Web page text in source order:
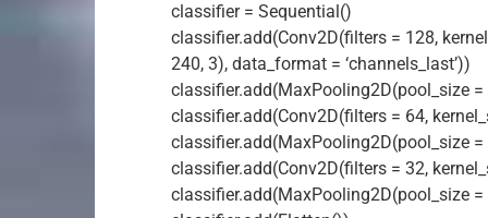
classifier = Sequential()
classifier.add(Conv2D(filters = 128,
240, 3), data_format = ‘channels_last’))
classifier.add(MaxPooling2D(pool_size
classifier.add(Conv2D(filters = 64,
classifier.add(MaxPooling2D(pool_size
classifier.add(Conv2D(filters = 32,
classifier.add(MaxPooling2D(pool_size